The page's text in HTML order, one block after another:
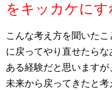
をキッカケにす
こんな考え方を聞いた
に戻ってやり直せたら
ある経験だと思います
未来から戻ってきたと考